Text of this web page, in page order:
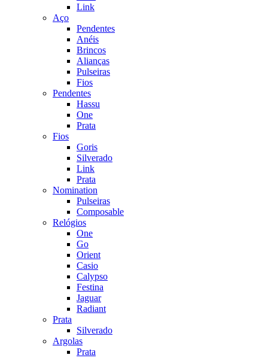
Link
Aço
Pendentes
Anéis
Brincos
Alianças
Pulseiras
Fios
Pendentes
Hassu
One
Prata
Fios
Goris
Silverado
Link
Prata
Nomination
Pulseiras
Composable
Relógios
One
Go
Orient
Casio
Calypso
Festina
Jaguar
Radiant
Prata
Silverado
Argolas
Prata